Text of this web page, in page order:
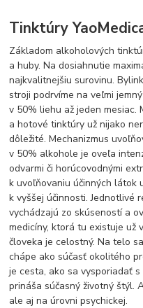
Tinktúry
Základom alkoholových
a huby. Na dosiahnutie
najkvalitnejšiu surovinu.
stroji podrvíme na veľmi
v 50% liehu až jeden mesiac.
a hotové tinktúry už nijako
dôležité. Mechanizmus
v 50% alkohole je oveľa
odvarmi či horúcovodnými
k uvoľňovaniu účinných látok
k vyššej účinnosti. Jednotlivé
vychádzajú zo skúseností a
medicíny, ktorá tu existuje už
človeka je celostný. Na telo
chápe ako súčasť okolitého
je cesta, ako sa vysporiadať
prináša súčasný životný štýl.
ale aj na úrovni psychickej.